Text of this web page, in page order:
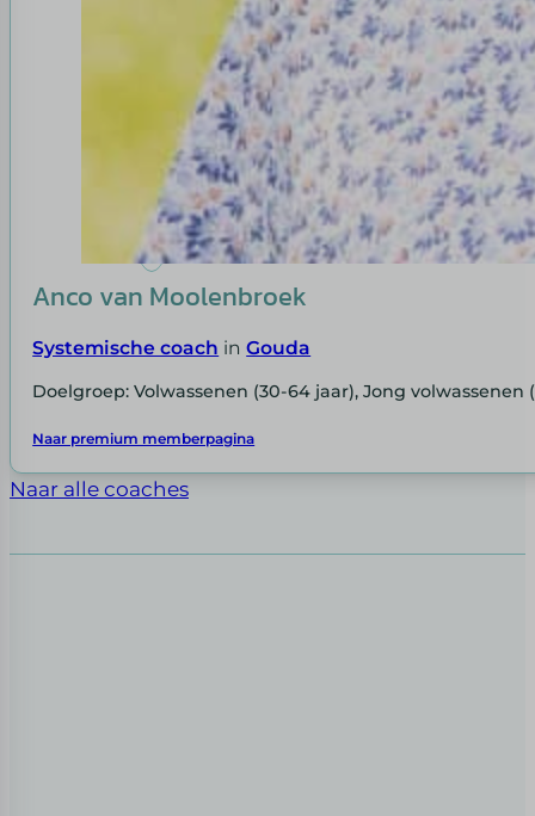
Anco van Moolenbroek
Systemische coach inGouda
Doelgroep: Volwassenen (30-64 jaar), Jong
Naar premium memberpagina
Naar alle coaches